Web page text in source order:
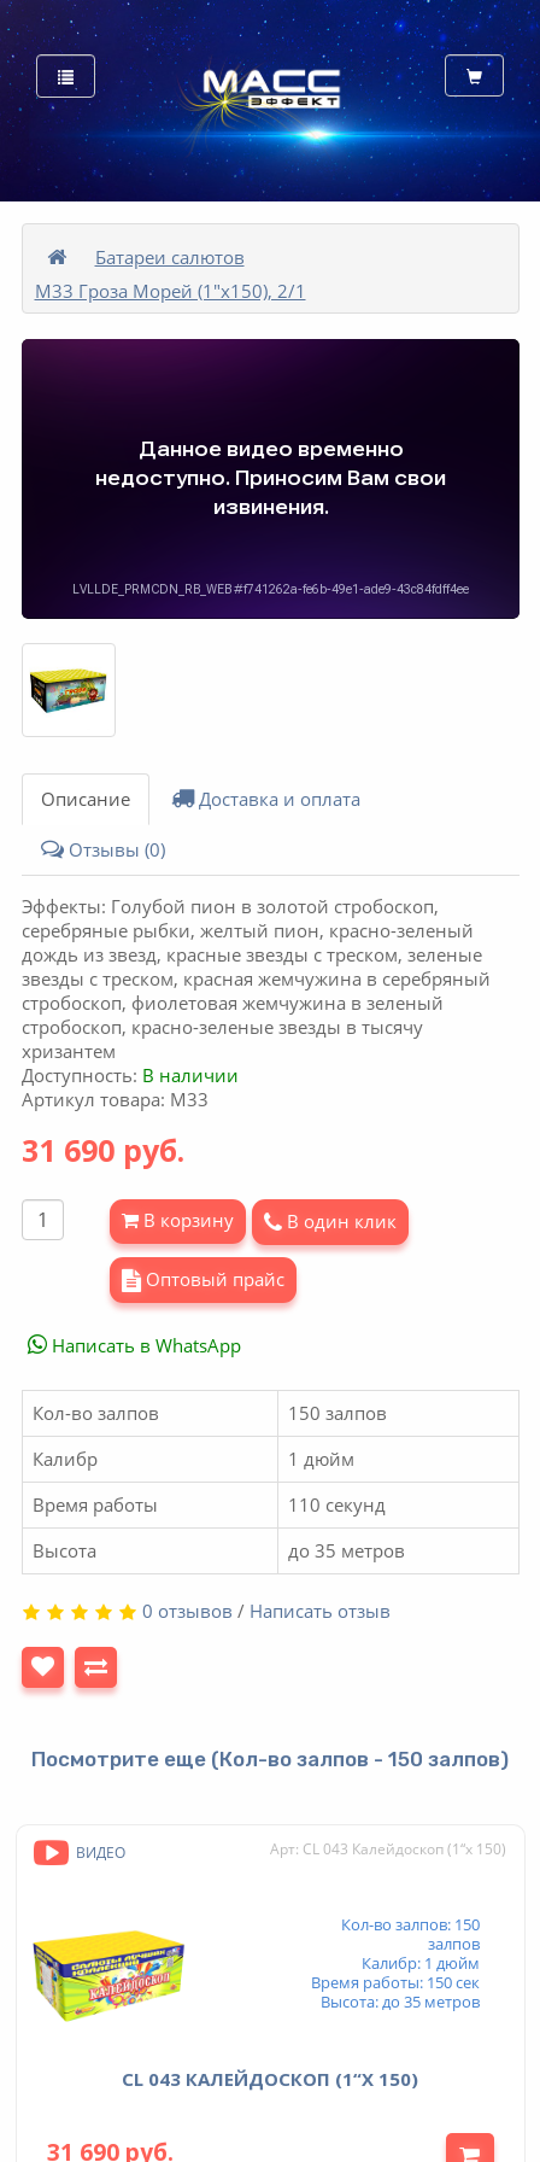
Батареи cалютов
М33 Гроза Морей (1"х150), 2/1
Описание Доставка и оплата
Отзывы (0)
Эффекты: Голубой пион в золотой стробоскоп,
серебряные рыбки, желтый пион, красно-зеленый
дождь из звезд, красные звезды с треском, зеленые
звезды с треском, красная жемчужина в серебряный
стробоскоп, фиолетовая жемчужина в зеленый
стробоскоп, красно-зеленые звезды в тысячу
хризантем
Доступность: В наличии
Артикул товара: М33
31 690 руб.
В корзину В один клик
Оптовый прайс
Написать в WhatsApp
Кол-во залпов
150 залпов
Калибр
1 дюйм
Время работы
110 секунд
Высота
до 35 метров
0 отзывов / Написать отзыв
Посмотрите еще (Кол-во залпов - 150 залпов)
ВИДЕО Арт: CL 043 Калейдоскоп (1“x 150)
Кол-во залпов: 150
залпов
Калибр: 1 дюйм
Время работы: 150 сек
Высота: до 35 метров
CL 043 КАЛЕЙДОСКОП (1“X 150)
31 690 руб.